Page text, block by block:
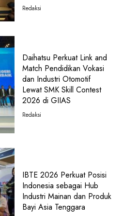
Redaksi
Daihatsu Perkuat Link and
Match Pendidikan Vokasi
dan Industri Otomotif
Lewat SMK Skill Contest
2026 di GIIAS
Redaksi
IBTE 2026 Perkuat Posisi
Indonesia sebagai Hub
Industri Mainan dan Produk
Bayi Asia Tenggara